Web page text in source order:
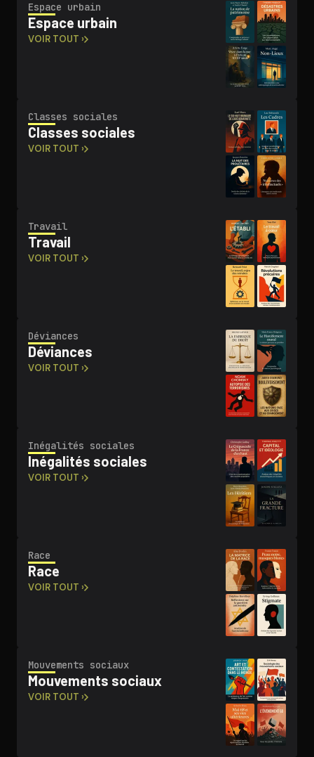
Espace urbain
Espace urbain
VOIR TOUT ›
Classes sociales
Classes sociales
VOIR TOUT ›
Travail
Travail
VOIR TOUT ›
Déviances
Déviances
VOIR TOUT ›
Inégalités sociales
Inégalités sociales
VOIR TOUT ›
Race
Race
VOIR TOUT ›
Mouvements sociaux
Mouvements sociaux
VOIR TOUT ›